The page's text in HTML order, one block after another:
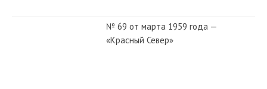
№ 69 от марта 1959 года —
«Красный Север»